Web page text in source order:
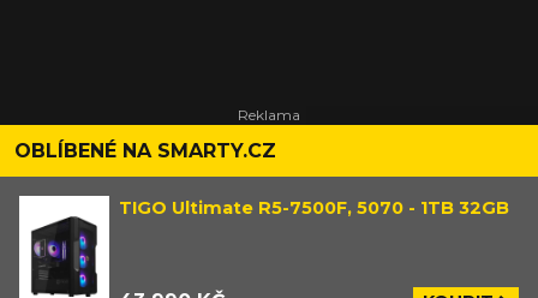
OBLÍBENÉ NA SMARTY.CZ
TIGO Ultimate R5-7500F, 5070 - 1TB 32GB